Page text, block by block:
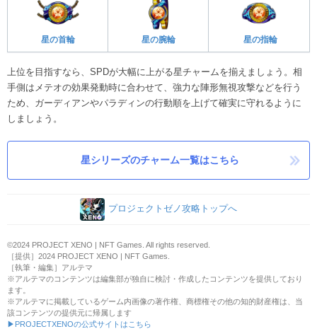
星の首輪 星の腕輪 星の指輪
上位を目指すなら、SPDが大幅に上がる星チャームを揃えましょう。相
手側はメテオの効果発動時に合わせて、強力な陣形無視攻撃などを行う
ため、ガーディアンやパラディンの行動順を上げて確実に守れるように
しましょう。
星シリーズのチャーム一覧はこちら
プロジェクトゼノ攻略トップへ
©2024 PROJECT XENO | NFT Games. All rights reserved.
［提供］2024 PROJECT XENO | NFT Games.
［執筆・編集］アルテマ
※アルテマのコンテンツは編集部が独自に検討・作成したコンテンツを提供しており
ます。
※アルテマに掲載しているゲーム内画像の著作権、商標権その他の知的財産権は、当
該コンテンツの提供元に帰属します
▶PROJECTXENOの公式サイトはこちら